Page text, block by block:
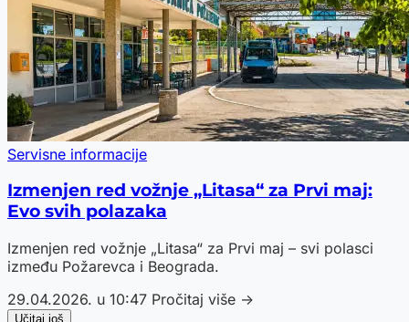
Servisne informacije
Izmenjen red vožnje „Litasa“ za Prvi maj:
Evo svih polazaka
Izmenjen red vožnje „Litasa“ za Prvi maj – svi polasci
između Požarevca i Beograda.
29.04.2026. u 10:47 Pročitaj više →
Učitaj još